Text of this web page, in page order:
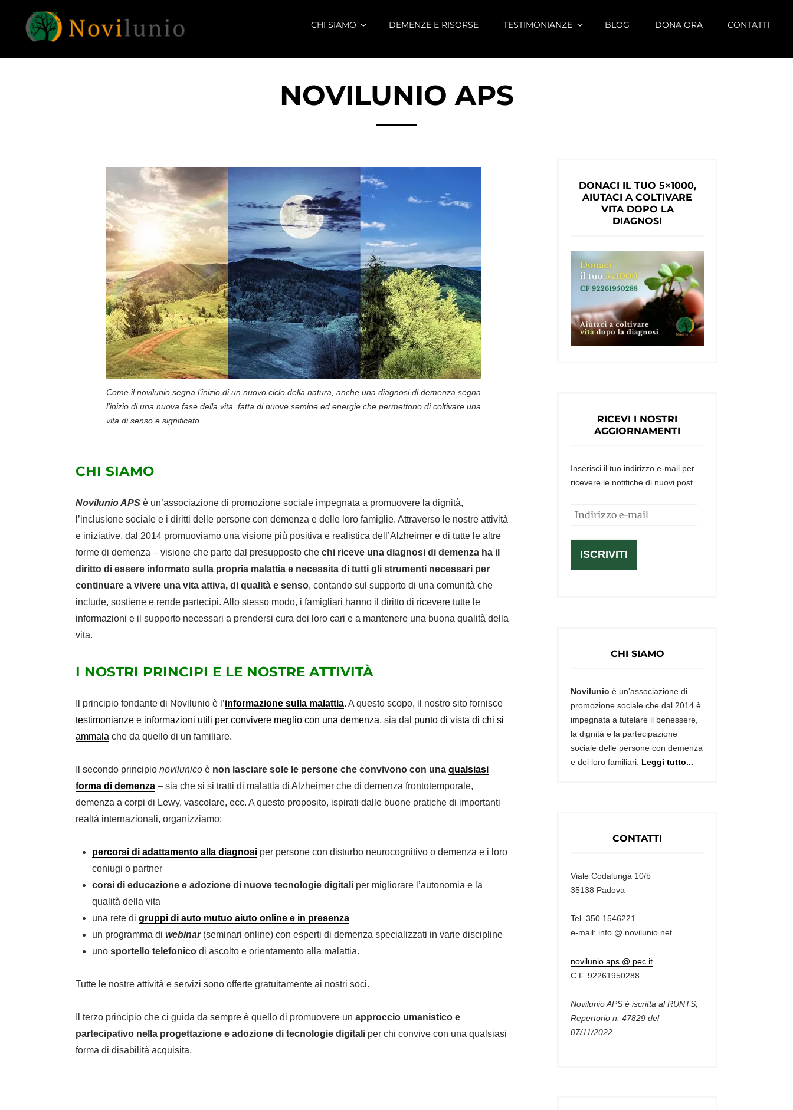
NOVILUNIO
CHI SIAMO DEMENZE E RISORSE TESTIMONIANZE BLOG DONA ORA CONTATTI
NOVILUNIO APS
Come il novilunio segna l’inizio di un nuovo ciclo della natura, anche una diagnosi di demenza segna
l’inizio di una nuova fase della vita, fatta di nuove semine ed energie che permettono di coltivare una
vita di senso e significato
CHI SIAMO
Novilunio APS è un’associazione di promozione sociale impegnata a promuovere la dignità,
l’inclusione sociale e i diritti delle persone con demenza e delle loro famiglie. Attraverso le nostre attività
e iniziative, dal 2014 promuoviamo una visione più positiva e realistica dell’Alzheimer e di tutte le altre
forme di demenza – visione che parte dal presupposto che chi riceve una diagnosi di demenza ha il
diritto di essere informato sulla propria malattia e necessita di tutti gli strumenti necessari per
continuare a vivere una vita attiva, di qualità e senso, contando sul supporto di una comunità che
include, sostiene e rende partecipi. Allo stesso modo, i famigliari hanno il diritto di ricevere tutte le
informazioni e il supporto necessari a prendersi cura dei loro cari e a mantenere una buona qualità della
vita.
I NOSTRI PRINCIPI E LE NOSTRE ATTIVITÀ
Il principio fondante di Novilunio è l’informazione sulla malattia. A questo scopo, il nostro sito fornisce
testimonianze e informazioni utili per convivere meglio con una demenza, sia dal punto di vista di chi si
ammala che da quello di un familiare.
Il secondo principio novilunico è non lasciare sole le persone che convivono con una qualsiasi
forma di demenza – sia che si si tratti di malattia di Alzheimer che di demenza frontotemporale,
demenza a corpi di Lewy, vascolare, ecc. A questo proposito, ispirati dalle buone pratiche di importanti
realtà internazionali, organizziamo:
percorsi di adattamento alla diagnosi per persone con disturbo neurocognitivo o demenza e i loro
coniugi o partner
corsi di educazione e adozione di nuove tecnologie digitali per migliorare l’autonomia e la
qualità della vita
una rete di gruppi di auto mutuo aiuto online e in presenza
un programma di webinar (seminari online) con esperti di demenza specializzati in varie discipline
uno sportello telefonico di ascolto e orientamento alla malattia.
Tutte le nostre attività e servizi sono offerte gratuitamente ai nostri soci.
Il terzo principio che ci guida da sempre è quello di promuovere un approccio umanistico e
partecipativo nella progettazione e adozione di tecnologie digitali per chi convive con una qualsiasi
forma di disabilità acquisita.
DONACI IL TUO 5×1000,
AIUTACI A COLTIVARE
VITA DOPO LA
DIAGNOSI
RICEVI I NOSTRI
AGGIORNAMENTI
Inserisci il tuo indirizzo e-mail per
ricevere le notifiche di nuovi post.
ISCRIVITI
CHI SIAMO
Novilunio è un'associazione di
promozione sociale che dal 2014 è
impegnata a tutelare il benessere,
la dignità e la partecipazione
sociale delle persone con demenza
e dei loro familiari. Leggi tutto...
CONTATTI
Viale Codalunga 10/b
35138 Padova
Tel. 350 1546221
e-mail: info @ novilunio.net
novilunio.aps @ pec.it
C.F. 92261950288
Novilunio APS è iscritta al RUNTS,
Repertorio n. 47829 del
07/11/2022.